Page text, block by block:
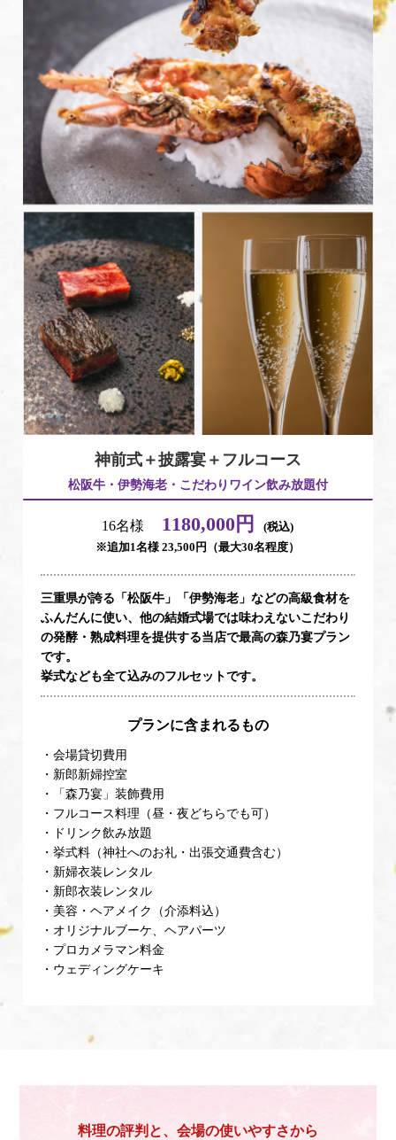
神前式＋披露宴＋フルコース
松阪牛・伊勢海老・こだわりワイン飲み放題付
16名様 1180,000円
(税込)
※追加1名様 23,500円（最大30名程度）
三重県が誇る「松阪牛」「伊勢海老」などの高級食材を
ふんだんに使い、他の結婚式場では味わえないこだわり
の発酵・熟成料理を提供する当店で最高の森乃宴プラン
です。
挙式なども全て込みのフルセットです。
プランに含まれるもの
・会場貸切費用
・新郎新婦控室
・「森乃宴」装飾費用
・フルコース料理（昼・夜どちらでも可）
・ドリンク飲み放題
・挙式料（神社へのお礼・出張交通費含む）
・新婦衣装レンタル
・新郎衣装レンタル
・美容・ヘアメイク（介添料込）
・オリジナルブーケ、ヘアパーツ
・プロカメラマン料金
・ウェディングケーキ
料理の評判と、会場の使いやすさから